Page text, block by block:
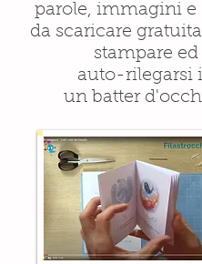
parole, immagini e
da scaricare
stampare ed
auto-rilegarsi
un batter